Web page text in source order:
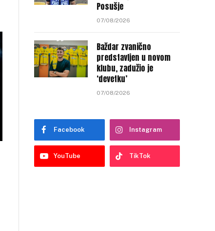
Posušje
07/08/2026
Baždar zvanično
predstavljen u novom
klubu, zadužio je
‘devetku’
07/08/2026
Facebook Instagram
YouTube TikTok